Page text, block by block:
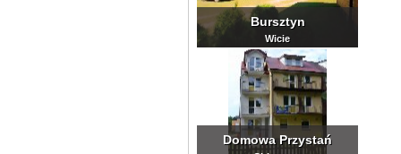
Bursztyn
Wicie
Domowa Przystań